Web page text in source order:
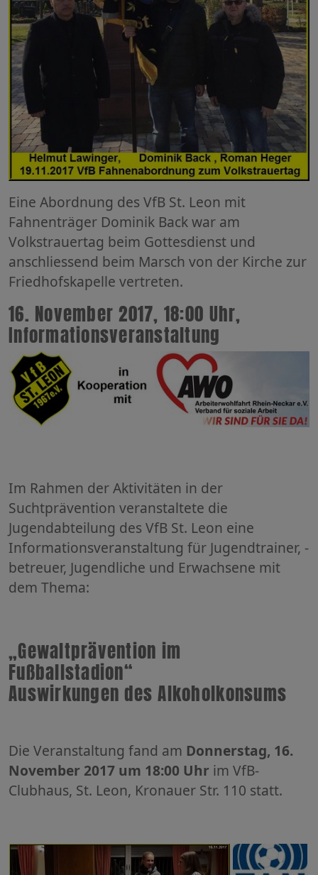
Eine Abordnung des VfB St. Leon mit
Fahnenträger Dominik Back war am
Volkstrauertag beim Gottesdienst und
anschliessend beim Marsch von der Kirche zur
Friedhofskapelle vertreten.
16. November 2017, 18:00 Uhr,
Informationsveranstaltung
Im Rahmen der Aktivitäten in der
Suchtprävention veranstaltete die
Jugendabteilung des VfB St. Leon eine
Informationsveranstaltung für Jugendtrainer, -
betreuer, Jugendliche und Erwachsene mit
dem Thema:
„Gewaltprävention im
Fußballstadion“
Auswirkungen des Alkoholkonsums
Die Veranstaltung fand am Donnerstag, 16.
November 2017 um 18:00 Uhr im VfB-
Clubhaus, St. Leon, Kronauer Str. 110 statt.